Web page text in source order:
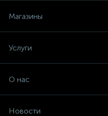
Магазины
Услуги
О нас
Новости